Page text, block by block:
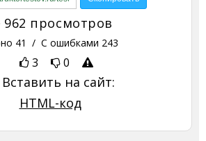
962 просмотров
41 / С ошибками 243
3 0
Вставить на сайт:
HTML-код